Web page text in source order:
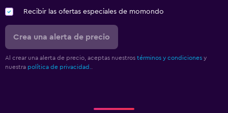
Recibir las ofertas especiales de momondo
Crea una alerta de precio
Al crear una alerta de precio, aceptas nuestros términos y condiciones y
nuestra política de privacidad.